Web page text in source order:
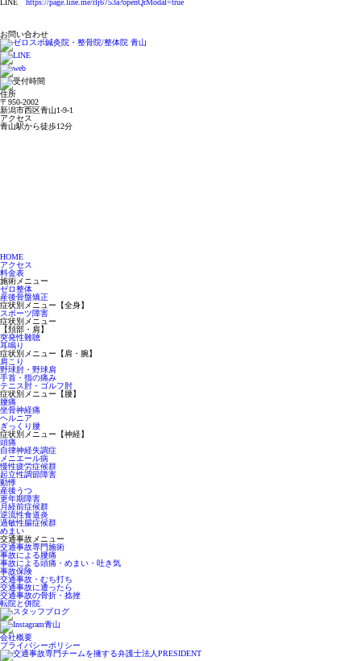
LINE https://page.line.me/rlj6753a?openQrModal=true
お問い合わせ
住所
〒950-2002
新潟市西区青山1-9-1
アクセス
青山駅から徒歩12分
HOME
アクセス
料金表
施術メニュー
ゼロ整体
産後骨盤矯正
症状別メニュー【全身】
スポーツ障害
症状別メニュー
【頚部・肩】
突発性難聴
耳鳴り
症状別メニュー【肩・腕】
肩こり
野球肘・野球肩
手首・指の痛み
テニス肘・ゴルフ肘
症状別メニュー【腰】
腰痛
坐骨神経痛
ヘルニア
ぎっくり腰
症状別メニュー【神経】
頭痛
自律神経失調症
メニエール病
慢性疲労症候群
起立性調節障害
動悸
産後うつ
更年期障害
月経前症候群
逆流性食道炎
過敏性腸症候群
めまい
交通事故メニュー
交通事故専門施術
事故による腰痛
事故による頭痛・めまい・吐き気
事故保険
交通事故・むち打ち
交通事故に遭ったら
交通事故の骨折・捻挫
転院と併院
会社概要
プライバシーポリシー